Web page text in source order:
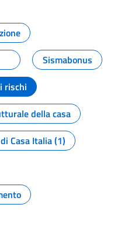
pagina
Sismabonus
rischi
della casa
Casa Italia (1)